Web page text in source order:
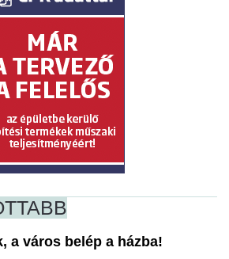
a város belép a házba!